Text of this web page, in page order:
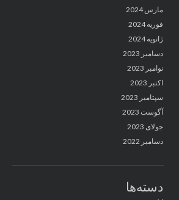
مارس 2024
فوریه 2024
ژانویه 2024
دسامبر 2023
نوامبر 2023
اکتبر 2023
سپتامبر 2023
آگوست 2023
جولای 2023
دسامبر 2022
دسته‌ها